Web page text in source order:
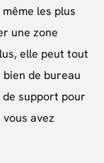
les plus
une zone
elle peut tout
de bureau
support pour
avez